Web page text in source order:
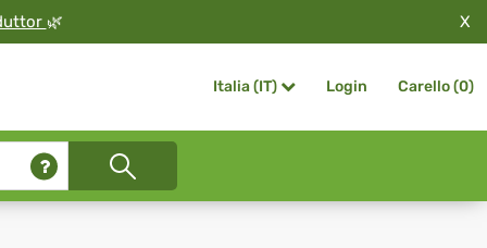
🌿 X
Italia (IT) Login Carello (0)